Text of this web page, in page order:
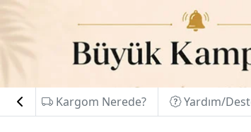
Kargom Nerede? Yardım/